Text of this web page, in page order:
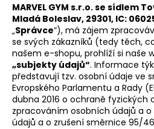
MARVEL GYM s.r.o. se sídlem
Mladá Boleslav, 29301, IC:
„Správce“), má zájem
se svých zákazníků (tedy těch,
našem e-shopu, prohlíží si naše
„subjekty údajů“. Informace
představují tzv. osobní údaje ve
Evropského Parlamentu a Rady
dubna 2016 o ochraně fyzických
zpracováním osobních údajů a
údajů a o zrušení směrnice 95/